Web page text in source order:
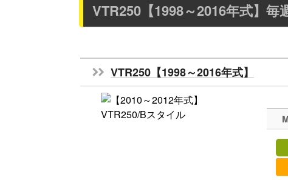
VTR250【1998～2016年式】毎
VTR250【1998～2016年式】